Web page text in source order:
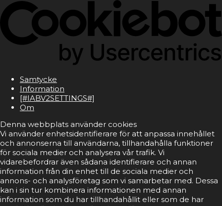
Samtycke
Information
[#IABV2SETTINGS#]
Om
Denna webbplats använder cookies
Vi använder enhetsidentifierare för att anpassa innehållet
och annonserna till användarna, tillhandahålla funktioner
för sociala medier och analysera vår trafik. Vi
vidarebefordrar även sådana identifierare och annan
information från din enhet till de sociala medier och
annons- och analysföretag som vi samarbetar med. Dessa
kan i sin tur kombinera informationen med annan
information som du har tillhandahållit eller som de har